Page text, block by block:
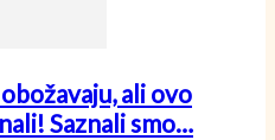
ali ovo
Saznali smo…